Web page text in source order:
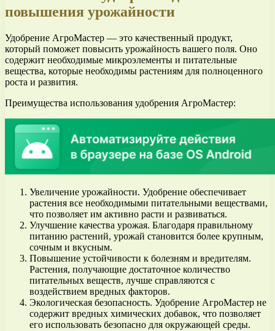
повышения урожайности
Удобрение АгроМастер — это качественный продукт,
который поможет повысить урожайность вашего поля. Оно
содержит необходимые микроэлементы и питательные
вещества, которые необходимы растениям для полноценного
роста и развития.
Преимущества использования удобрения АгроМастер:
Увеличение урожайности. Удобрение обеспечивает
растения все необходимыми питательными веществами,
что позволяет им активно расти и развиваться.
Улучшение качества урожая. Благодаря правильному
питанию растений, урожай становится более крупным,
сочным и вкусным.
Повышение устойчивости к болезням и вредителям.
Растения, получающие достаточное количество
питательных веществ, лучше справляются с
воздействием вредных факторов.
Экологическая безопасность. Удобрение АгроМастер не
содержит вредных химических добавок, что позволяет
его использовать безопасно для окружающей среды.